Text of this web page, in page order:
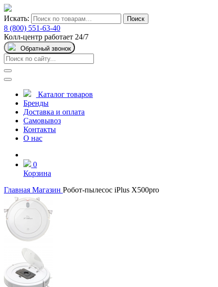
Искать: Поиск
8 (800) 551-63-40
Колл-центр работает 24/7
Обратный звонок
Каталог товаров
Бренды
Доставка и оплата
Самовывоз
Контакты
О нас
0
Корзина
Главная Магазин Робот-пылесос iPlus X500pro